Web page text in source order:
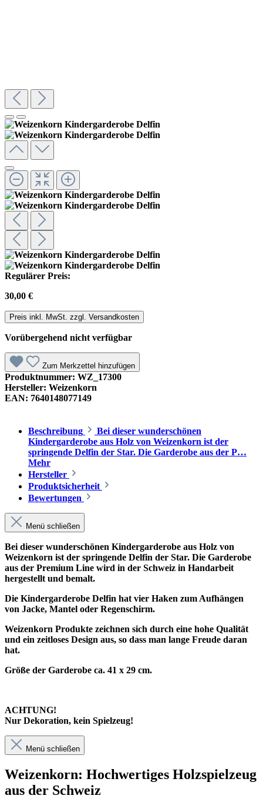
Regulärer Preis:
30,00 €
Preis inkl. MwSt. zzgl. Versandkosten
Vorübergehend nicht verfügbar
Zum Merkzettel hinzufügen
Produktnummer: WZ_17300
Hersteller: Weizenkorn
EAN: 7640148077149
Beschreibung
Bei dieser wunderschönen
Kindergarderobe aus Holz von Weizenkorn ist der
springende Delfin der Star. Die Garderobe aus der P…
Mehr
Hersteller
Produktsicherheit
Bewertungen
Menü schließen
Bei dieser wunderschönen Kindergarderobe aus Holz von
Weizenkorn ist der springende Delfin der Star. Die Garderobe
aus der Premium Line wird in der Schweiz in Handarbeit
hergestellt und bemalt.
Die Kindergarderobe Delfin hat vier Haken zum Aufhängen
von Jacke, Mantel oder Regenschirm.
Weizenkorn Produkte zeichnen sich durch eine hohe Qualität
und ein zeitloses Design aus, so dass man lange Freude daran
hat.
Größe der Garderobe ca. 41 x 29 cm.
ACHTUNG!
Nur Dekoration, kein Spielzeug!
Menü schließen
Weizenkorn: Hochwertiges Holzspielzeug
aus der Schweiz